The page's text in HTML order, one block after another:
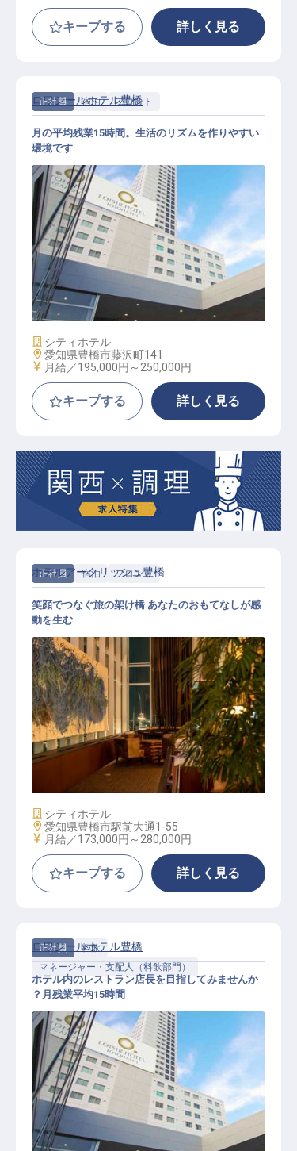
キープする 詳しく見る
正社員 宿泊 フロント
フロント
ロワジールホテル豊橋
月の平均残業15時間。生活のリズムを作りやすい
環境です
施設業態
シティホテル
勤務地
愛知県豊橋市藤沢町141
給与
月給／195,000円～ 250,000円
キープする 詳しく見る
正社員 宿泊 フロント
フロントスタッフ
ホテルアークリッシュ豊橋
笑顔でつなぐ旅の架け橋 あなたのおもてなしが感
動を生む
施設業態
シティホテル
勤務地
愛知県豊橋市駅前大通1-55
給与
月給／173,000円～ 280,000円
キープする 詳しく見る
正社員
料飲
マネージャー・支配人（料飲部門）
レストランサービス・店長候補
ロワジールホテル豊橋
ホテル内のレストラン店長を目指してみませんか
？月残業平均15時間